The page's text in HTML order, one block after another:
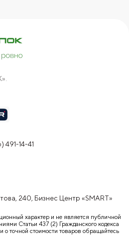
491-14-41
240, Бизнес Центр «SMART»
характер и не является публичной
Статьи 437 (2) Гражданского кодекса
точной стоимости товаров обращайтесь